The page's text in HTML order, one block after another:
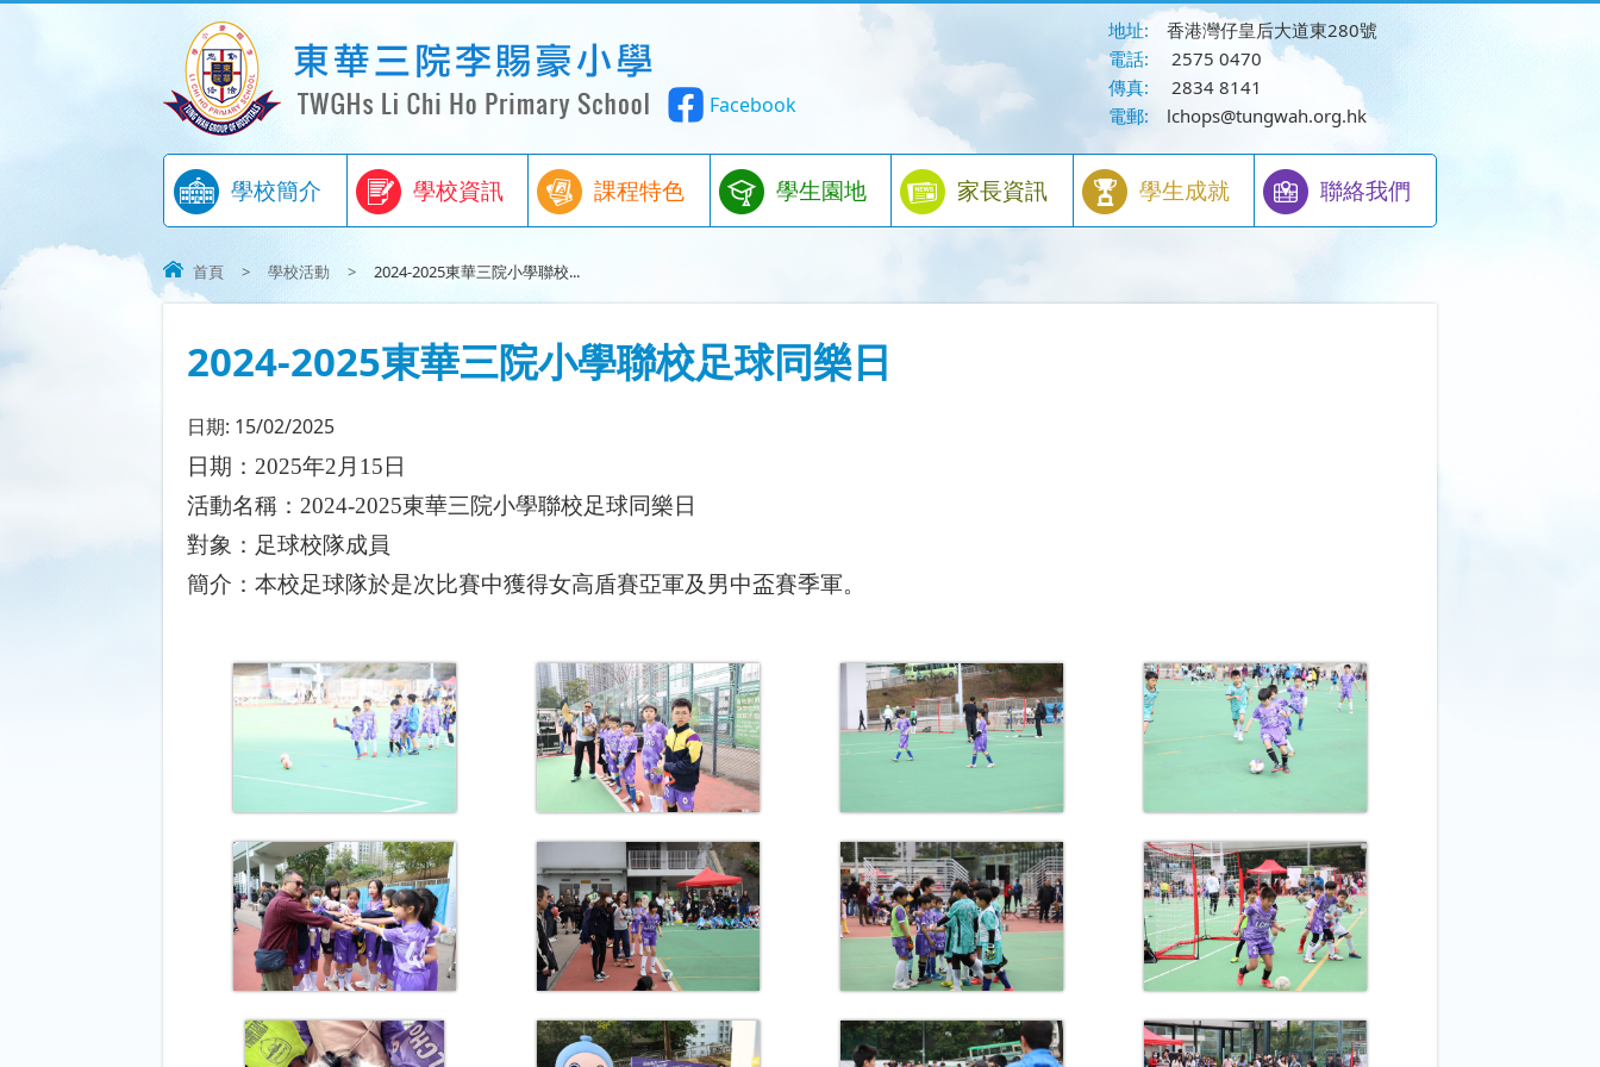
Facebook
地址:
香港灣仔皇后大道東280號
電話:
2575 0470
傳真:
2834 8141
電郵:
lchops@tungwah.org.hk
學校簡介 學校資訊 課程特色 學生園地 家長資訊 學生成就 聯絡我們
首頁 > 學校活動 > 2024-2025東華三院小學聯校...
2024-2025東華三院小學聯校足球同樂日
日期: 15/02/2025
日期： 2025年2月 15 日
活動名稱： 2024-2025東華三院小學聯校足球同樂日
對象： 足球校隊成員
簡介： 本校足球隊於是次比賽中獲得女高盾賽亞軍及男中盃賽季軍。